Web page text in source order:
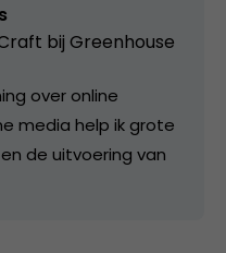
bij Greenhouse
over online
media help ik grote
de uitvoering van